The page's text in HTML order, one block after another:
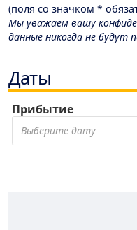
(поля со значком *
Мы уважаем вашу
данные никогда не будут
Даты
Прибытие
Выберите дату